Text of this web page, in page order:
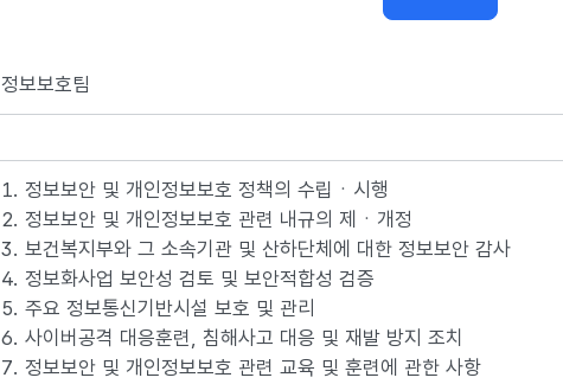
정보보호팀
1. 정보보안 및 개인정보보호 정책의 수립ㆍ시행
2. 정보보안 및 개인정보보호 관련 내규의 제ㆍ개정
3. 보건복지부와 그 소속기관 및 산하단체에 대한 정보보안 감사
4. 정보화사업 보안성 검토 및 보안적합성 검증
5. 주요 정보통신기반시설 보호 및 관리
6. 사이버공격 대응훈련, 침해사고 대응 및 재발 방지 조치
7. 정보보안 및 개인정보보호 관련 교육 및 훈련에 관한 사항